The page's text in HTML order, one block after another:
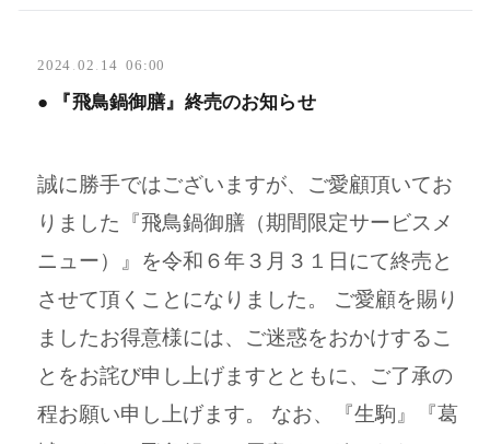
2024 . 02 . 14 06:00
● 『飛鳥鍋御膳』終売のお知らせ
誠に勝手ではございますが、ご愛顧頂いてお
りました『飛鳥鍋御膳（期間限定サービスメ
ニュー）』を令和６年３月３１日にて終売と
させて頂くことになりました。 ご愛顧を賜り
ましたお得意様には、ご迷惑をおかけするこ
とをお詫び申し上げますとともに、ご了承の
程お願い申し上げます。 なお、『生駒』『葛